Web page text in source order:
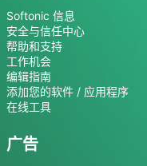
Softonic 信息
安全与信任中心
帮助和支持
工作机会
编辑指南
添加您的软件 / 应用程序
在线工具
广告